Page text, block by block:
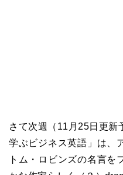
さて次週（11月25日更新
学ぶビジネス英語」は、
トム・ロビンズの名言を